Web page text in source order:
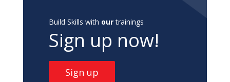
Build Skills with ourtrainings
Sign up now!
Sign up